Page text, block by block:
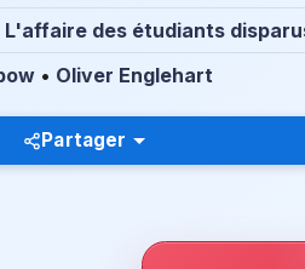
L'affaire des étudiants
• Oliver Englehart
Partager